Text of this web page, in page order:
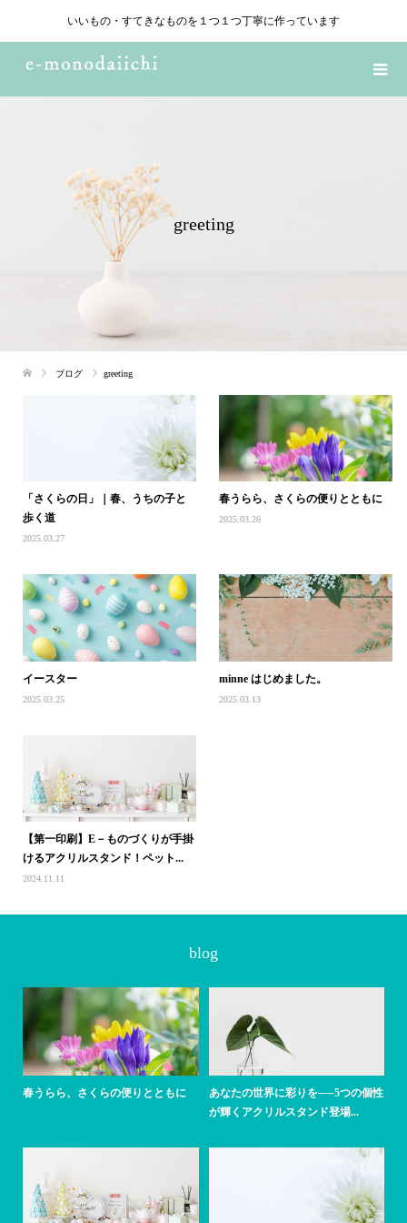
いいもの・すてきなものを１つ１つ丁寧に作っています
greeting
ブログ greeting
「さくらの日」｜春、うちの子と
歩く道
2025.03.27
春うらら、さくらの便りとともに
2025.03.26
イースター
2025.03.25
minne はじめました。
2025.03.13
【第一印刷】E－ものづくりが手掛
けるアクリルスタンド！ペット...
2024.11.11
blog
春うらら、さくらの便りとともに
あなたの世界に彩りを──5つの個性
が輝くアクリルスタンド登場...